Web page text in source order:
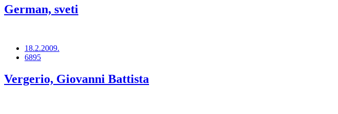
German, sveti
18.2.2009.
6895
Vergerio, Giovanni Battista